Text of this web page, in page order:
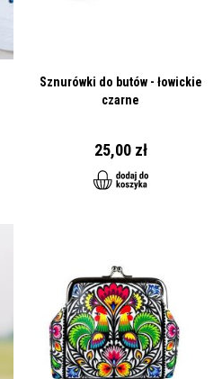
Sznurówki do butów - łowickie
czarne
25,00 zł